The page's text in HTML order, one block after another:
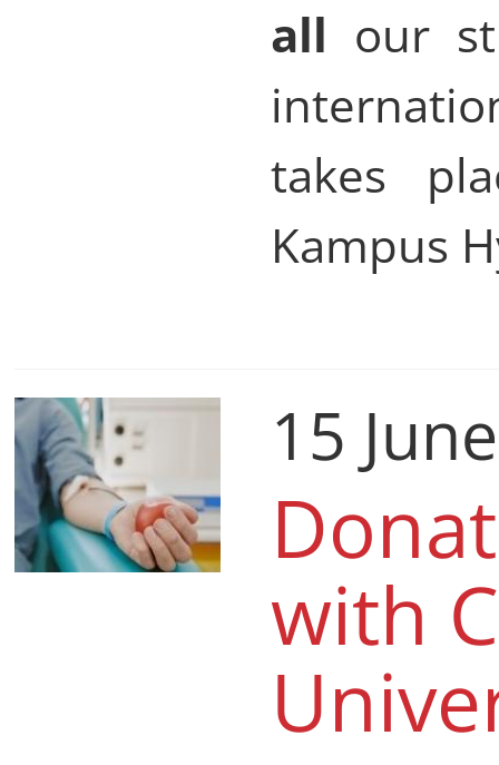
all our
takes
Kampus
15
with